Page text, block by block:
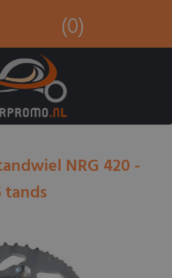
(0)
NRG 420 -
tands